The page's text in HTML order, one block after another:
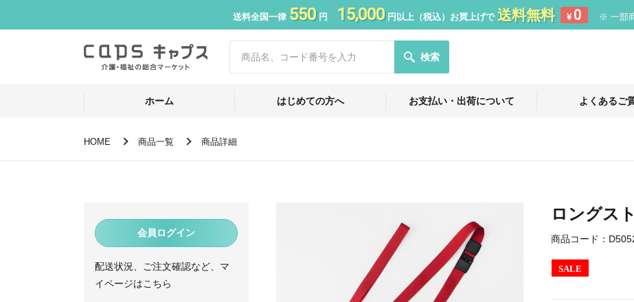
送料全国一律 550円 15,000円以上（税込）お買上げで 送料無料 ¥ 0 ※ 一部
検索
ホーム はじめての方へ お支払い・出荷について よくあるご
HOME 商品一覧 商品詳細
会員ログイン
配送状況、ご注文確認など、マ
イページはこちら
ロングス
商品コード：
SALE